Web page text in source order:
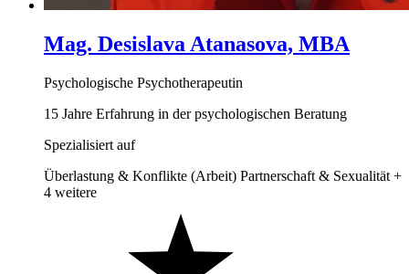
Mag. Desislava Atanasova, MBA
Psychologische Psychotherapeutin
15 Jahre Erfahrung in der psychologischen Beratung
Spezialisiert auf
Überlastung & Konflikte (Arbeit) Partnerschaft & Sexualität +
4 weitere